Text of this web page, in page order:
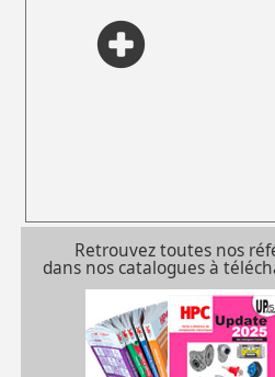
Retrouvez toutes nos
dans nos catalogues à